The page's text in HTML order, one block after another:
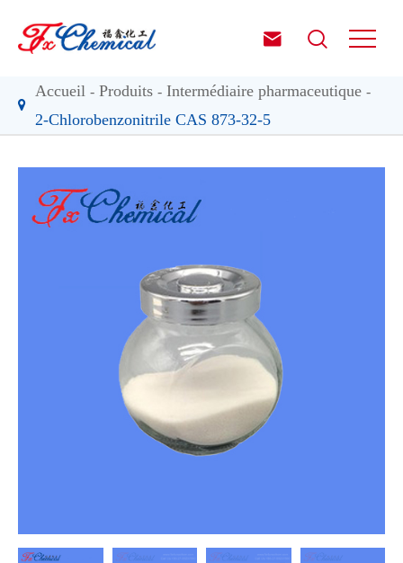
 
Accueil Produits
Intermédiaire pharmaceutique
2-Chlorobenzonitrile CAS 873-32-5